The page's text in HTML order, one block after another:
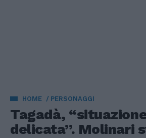
HOME PERSONAGGI
Tagadà,
delicata”. Molinari